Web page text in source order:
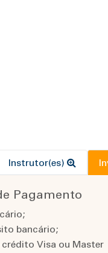
Instrutor(es)
Pagamento
bancário;
crédito Visa ou Master